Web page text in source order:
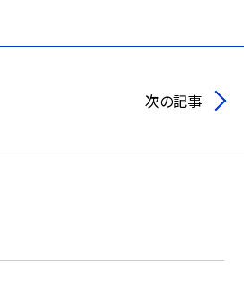
次の記事